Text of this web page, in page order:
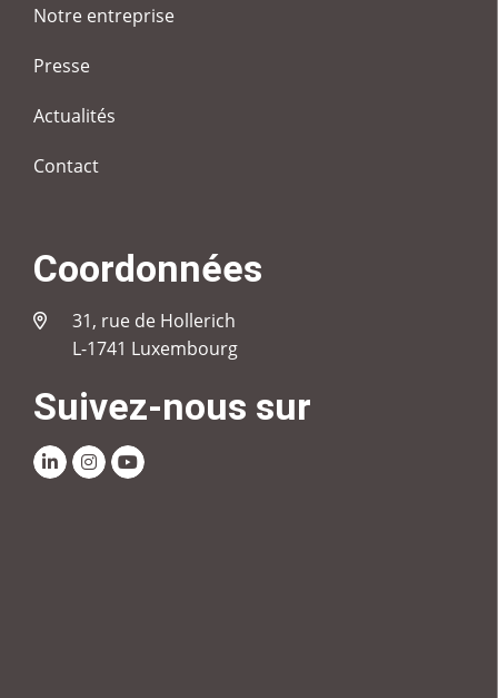
Notre entreprise
Presse
Actualités
Contact
Coordonnées
31, rue de Hollerich
L-1741 Luxembourg
Suivez-nous sur
LinkedinInstagram
Youtube